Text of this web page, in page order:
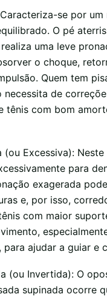
se por
O pé
uma leve
o choque,
Quem tem
necessita de
tênis com bom
(ou Excessiva):
para
exagerada
e, por isso,
com maior
para ajudar a guiar e
(ou Invertida): O
supinada ocorre